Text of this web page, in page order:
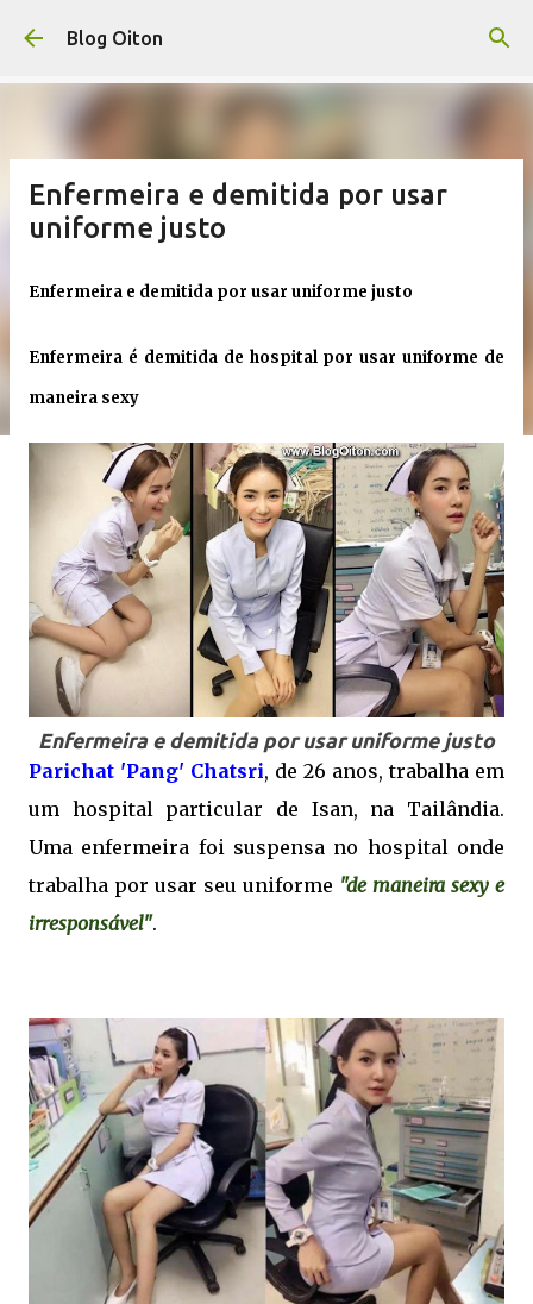
Pular para o conteúdo principal
Blog Oiton
Enfermeira e demitida por usar
uniforme justo
Enfermeira e demitida por usar uniforme justo
Enfermeira é demitida de hospital por usar uniforme de
maneira sexy
Enfermeira e demitida por usar uniforme justo
Parichat 'Pang' Chatsri, de 26 anos, trabalha em
um hospital particular de Isan, na Tailândia.
Uma enfermeira foi suspensa no hospital onde
trabalha por usar seu uniforme "de maneira sexy e
irresponsável".